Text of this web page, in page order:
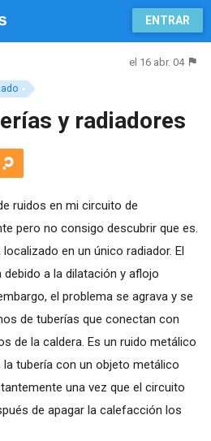
ENTRAR
el 16 abr. 04
y radiadores
ruidos en mi circuito de
pero no consigo descubrir que es.
en un único radiador. El
a la dilatación y aflojo
el problema se agrava y se
de tuberías que conectan con
de la caldera. Es un ruido metálico
tubería con un objeto metálico
una vez que el circuito
de apagar la calefacción los